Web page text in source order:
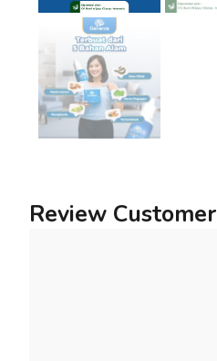
Review Customer